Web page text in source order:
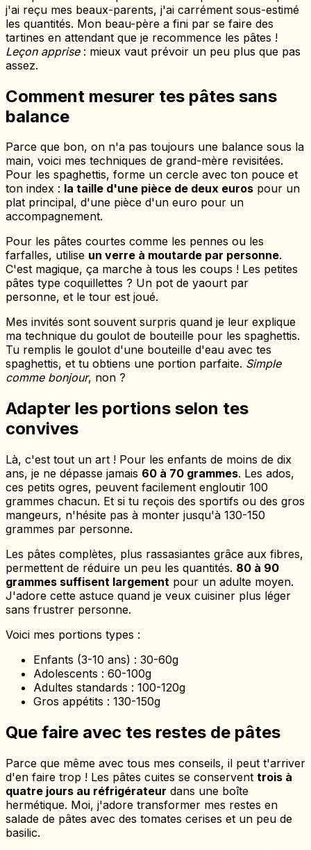
j'ai reçu mes beaux-parents, j'ai carrément sous-estimé
les quantités. Mon beau-père a fini par se faire des
tartines en attendant que je recommence les pâtes !
Leçon apprise: mieux vaut prévoir un peu plus que pas
assez.
Comment mesurer tes pâtes sans
balance
Parce que bon, on n'a pas toujours une balance sous la
main, voici mes techniques de grand-mère revisitées.
Pour les spaghettis, forme un cercle avec ton pouce et
ton index : la taille d'une pièce de deux euros pour un
plat principal, d'une pièce d'un euro pour un
accompagnement.
Pour les pâtes courtes comme les pennes ou les
farfalles, utilise un verre à moutarde par personne.
C'est magique, ça marche à tous les coups ! Les petites
pâtes type coquillettes ? Un pot de yaourt par
personne, et le tour est joué.
Mes invités sont souvent surpris quand je leur explique
ma technique du goulot de bouteille pour les spaghettis.
Tu remplis le goulot d'une bouteille d'eau avec tes
spaghettis, et tu obtiens une portion parfaite. Simple
comme bonjour, non ?
Adapter les portions selon tes
convives
Là, c'est tout un art ! Pour les enfants de moins de dix
ans, je ne dépasse jamais 60 à 70 grammes. Les ados,
ces petits ogres, peuvent facilement engloutir 100
grammes chacun. Et si tu reçois des sportifs ou des gros
mangeurs, n'hésite pas à monter jusqu'à 130-150
grammes par personne.
Les pâtes complètes, plus rassasiantes grâce aux fibres,
permettent de réduire un peu les quantités. 80 à 90
grammes suffisent largement pour un adulte moyen.
J'adore cette astuce quand je veux cuisiner plus léger
sans frustrer personne.
Voici mes portions types :
Enfants (3-10 ans) : 30-60g
Adolescents : 60-100g
Adultes standards : 100-120g
Gros appétits : 130-150g
Que faire avec tes restes de pâtes
Parce que même avec tous mes conseils, il peut t'arriver
d'en faire trop ! Les pâtes cuites se conservent trois à
quatre jours au réfrigérateur dans une boîte
hermétique. Moi, j'adore transformer mes restes en
salade de pâtes avec des tomates cerises et un peu de
basilic.